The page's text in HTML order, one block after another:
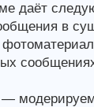
даёт
в